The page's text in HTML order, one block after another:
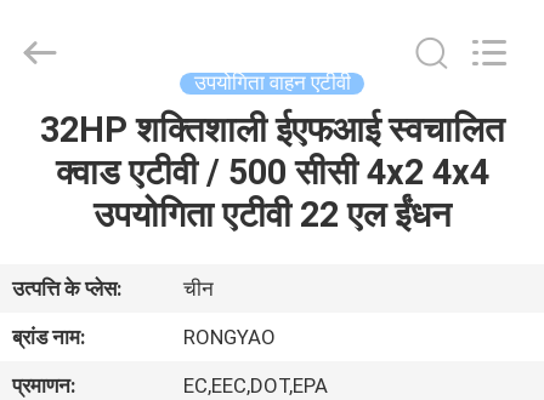
हमारे
बारे
में
Vehicle
Co.,Ltd.
उपयोगिता वाहन एटीवी
32HP शक्तिशाली ईएफआई स्वचालित
क्वाड एटीवी / 500 सीसी 4x2 4x4
उपयोगिता एटीवी 22 एल ईंधन
उत्पत्ति के प्लेस:
चीन
ब्रांड नाम:
RONGYAO
प्रमाणन:
EC,EEC,DOT,EPA